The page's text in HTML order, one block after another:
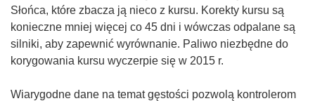
Słońca, które zbacza ją nieco z kursu. Korekty kursu są
konieczne mniej więcej co 45 dni i wówczas odpalane są
silniki, aby zapewnić wyrównanie. Paliwo niezbędne do
korygowania kursu wyczerpie się w 2015 r.
Wiarygodne dane na temat gęstości pozwolą kontrolerom